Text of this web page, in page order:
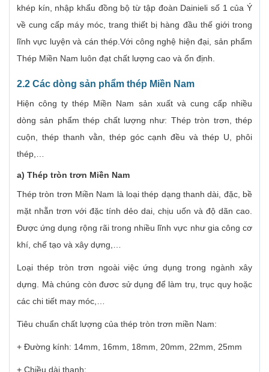
khép kín, nhập khẩu đồng bộ từ tập đoàn Dainieli số 1 của Ý
về cung cấp máy móc, trang thiết bị hàng đầu thế giới trong
lĩnh vực luyện và cán thép.Với công nghệ hiện đại, sản phẩm
Thép Miền Nam luôn đạt chất lượng cao và ổn định.
2.2 Các dòng sản phẩm thép Miền Nam
Hiện công ty thép Miền Nam sản xuất và cung cấp nhiều
dòng sản phẩm thép chất lượng như: Thép tròn trơn, thép
cuộn, thép thanh vằn, thép góc cạnh đều và thép U, phôi
thép,…
a) Thép tròn trơn Miền Nam
Thép tròn trơn Miền Nam là loại thép dạng thanh dài, đặc, bề
mặt nhẵn trơn với đặc tính dẻo dai, chịu uốn và độ dãn cao.
Được ứng dụng rộng rãi trong nhiều lĩnh vực như gia công cơ
khí, chế tạo và xây dựng,…
Loại thép tròn trơn ngoài việc ứng dụng trong ngành xây
dựng. Mà chúng còn đươc sử dụng để làm trụ, trục quy hoặc
các chi tiết may móc,…
Tiêu chuẩn chất lượng của thép tròn trơn miền Nam:
+ Đường kính: 14mm, 16mm, 18mm, 20mm, 22mm, 25mm
+ Chiều dài thanh: